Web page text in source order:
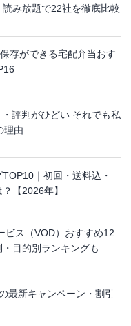
み放題で22社を徹底比較
存ができる宅配弁当おす
評判がひどい それでも私
理由
｜初回・送料込・
【2026年】
ビス（VOD）おすすめ12
目的別ランキングも
最新キャンペーン・割引